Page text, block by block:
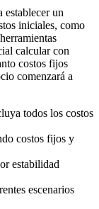
un
iniciales, como
calcular con
costos fijos
comenzará a
todos los costos
costos fijos y
estabilidad
escenarios